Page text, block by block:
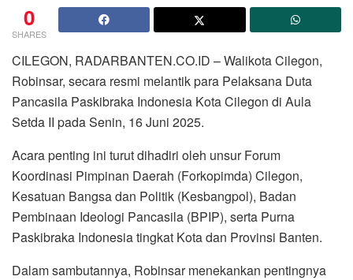
0
SHARES
CILEGON, RADARBANTEN.CO.ID – Walikota Cilegon,
Robinsar, secara resmi melantik para Pelaksana Duta
Pancasila Paskibraka Indonesia Kota Cilegon di Aula
Setda II pada Senin, 16 Juni 2025.
Acara penting ini turut dihadiri oleh unsur Forum
Koordinasi Pimpinan Daerah (Forkopimda) Cilegon,
Kesatuan Bangsa dan Politik (Kesbangpol), Badan
Pembinaan Ideologi Pancasila (BPIP), serta Purna
Paskibraka Indonesia tingkat Kota dan Provinsi Banten.
Dalam sambutannya, Robinsar menekankan pentingnya